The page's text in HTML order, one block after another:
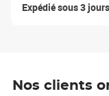
Expédié sous 3 jours
Nos clients